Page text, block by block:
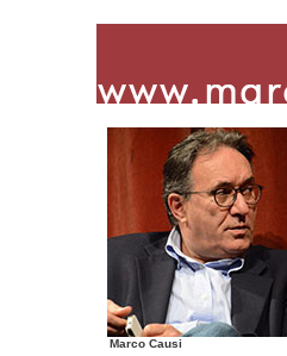
Marco Causi